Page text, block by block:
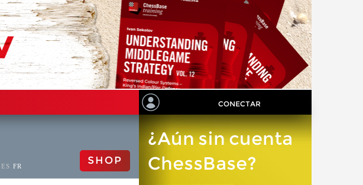
CONECTAR
ES FR SHOP
¿Aún sin cuenta
ChessBase?